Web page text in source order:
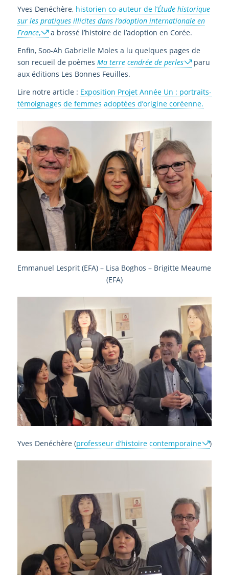
Yves Denéchère, historien co-auteur de l’Étude historique
sur les pratiques illicites dans l’adoption internationale en
France,
a brossé l’histoire de l’adoption en Corée.
Enfin, Soo-Ah Gabrielle Moles a lu quelques pages de
son recueil de poèmes Ma terre cendrée de perles
paru
aux éditions Les Bonnes Feuilles.
Lire notre article : Exposition Projet Année Un : portraits-
témoignages de femmes adoptées d’origine coréenne.
Emmanuel Lesprit (EFA) – Lisa Boghos – Brigitte Meaume
(EFA)
Yves Denéchère (professeur d’histoire contemporaine )